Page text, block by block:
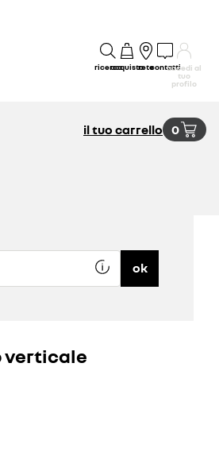
ricercaacquistoretecontattiaccedi al
tuo
profilo
il tuo carrello 0
ok
verticale